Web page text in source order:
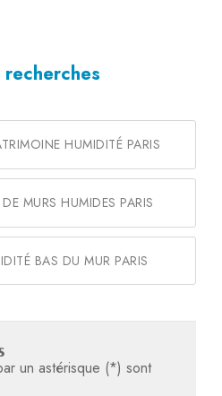
HUMIDITÉ PARIS
MURS HUMIDES PARIS
BAS DU MUR PARIS
un astérisque (*) sont